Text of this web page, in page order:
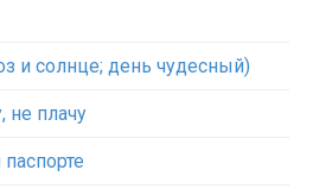
и солнце; день чудесный)
не плачу